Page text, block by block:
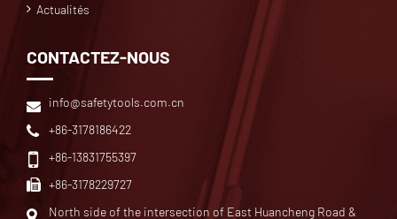
Actualités
CONTACTEZ-NOUS
info@safetytools.com.cn
+86-3178186422
+86-13831755397
+86-3178229727
North side of the intersection of East Huancheng Road &